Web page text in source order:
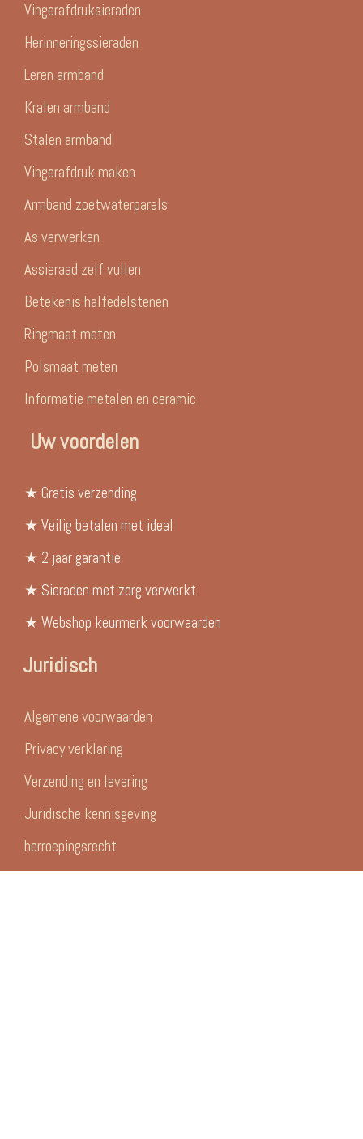
Vingerafdruksieraden
Herinneringssieraden
Leren armband
Kralen armband
Stalen armband
Vingerafdruk maken
Armband zoetwaterparels
As verwerken
Assieraad zelf vullen
Betekenis halfedelstenen
Ringmaat meten
Polsmaat meten
Informatie metalen en ceramic
Uw voordelen
★ Gratis verzending
★ Veilig betalen met ideal
★ 2 jaar garantie
★ Sieraden met zorg verwerkt
★ Webshop keurmerk voorwaarden
Juridisch
Algemene voorwaarden
Privacy verklaring
Verzending en levering
Juridische kennisgeving
herroepingsrecht